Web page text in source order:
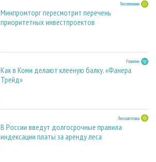
Лесопиление
Минпромторг пересмотрит перечень
приоритетных инвестпроектов
Развитие
Как в Коми делают клееную балку. «Фанера
Трейд»
Лесозаготовка
В России введут долгосрочные правила
индексации платы за аренду леса